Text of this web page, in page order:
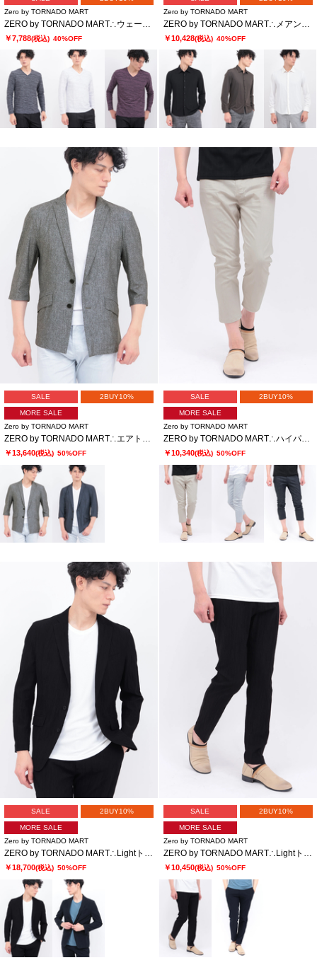
Zero by TORNADO MART
￥7,788(税込) 40%OFF
Zero by TORNADO MART
￥10,428(税込) 40%OFF
SALE 2BUY10%
MORE SALE
Zero by TORNADO MART
ZERO by TORNADO MART∴エアトリコットツィードプリント7分袖ジャケット
￥13,640(税込) 50%OFF
SALE 2BUY10%
MORE SALE
Zero by TORNADO MART
ZERO by TORNADO MART∴ハイパーデニムクロップドパンツ
￥10,340(税込) 50%OFF
SALE 2BUY10%
MORE SALE
Zero by TORNADO MART
ZERO by TORNADO MART∴Lightトリコットワッシャージャケット
￥18,700(税込) 50%OFF
SALE 2BUY10%
MORE SALE
Zero by TORNADO MART
ZERO by TORNADO MART∴Lightトリコットワッシャーイージースラックス
￥10,450(税込) 50%OFF